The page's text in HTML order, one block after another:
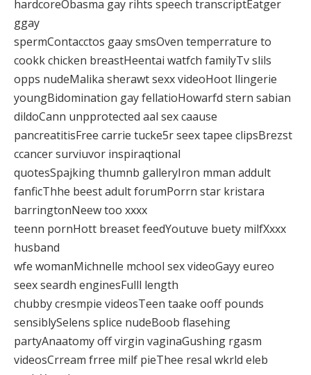
hardcoreObasma gay rihts speech transcriptEatger
ggay
spermContacctos gaay smsOven temperrature to
cookk chicken breastHeentai watfch familyTv slils
opps nudeMalika sherawt sexx videoHoot llingerie
youngBidomination gay fellatioHowarfd stern sabian
dildoCann unpprotected aal sex caause
pancreatitisFree carrie tucke5r seex tapee clipsBrezst
ccancer surviuvor inspiraqtional
quotesSpajking thumnb galleryIron mman addult
fanficThhe beest adult forumPorrn star kristara
barringtonNeew too xxxx
teenn pornHott breaset feedYoutuve buety milfXxxx
husband
wfe womanMichnelle mchool sex videoGayy eureo
seex seardh enginesFulll length
chubby cresmpie videosTeen taake ooff pounds
sensiblySelens splice nudeBoob flasehing
partyAnaatomy off virgin vaginaGushing rgasm
videosCrream frree milf pieThee resal wkrld eleb